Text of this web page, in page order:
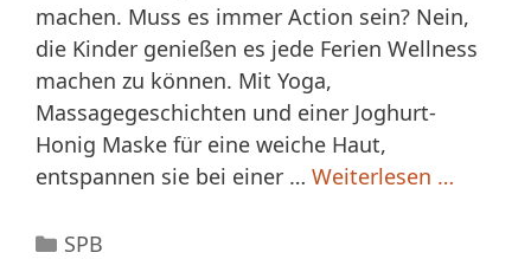
machen. Muss es immer Action sein? Nein,
die Kinder genießen es jede Ferien Wellness
machen zu können. Mit Yoga,
Massagegeschichten und einer Joghurt-
Honig Maske für eine weiche Haut,
entspannen sie bei einer … Weiterlesen …
Kategorien
SPB